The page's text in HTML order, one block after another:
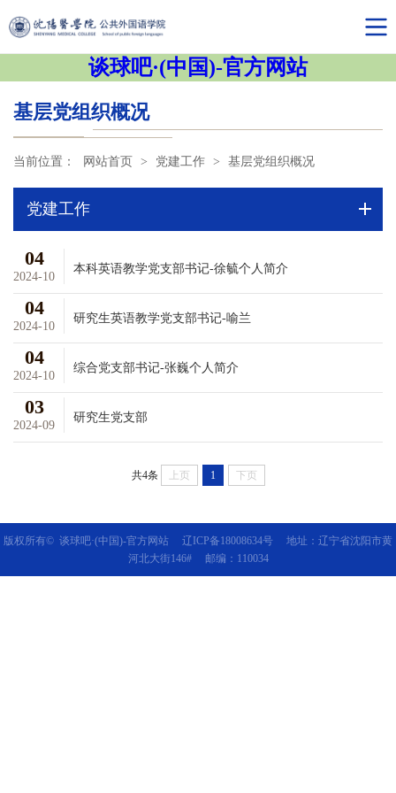
谈球吧·(中国)-官方网站
基层党组织概况
当前位置： 网站首页 > 党建工作 > 基层党组织概况
党建工作
04
2024-10
本科英语教学党支部书记-徐毓个人简介
04
2024-10
研究生英语教学党支部书记-喻兰
04
2024-10
综合党支部书记-张巍个人简介
03
2024-09
研究生党支部
共4条 上页 1 下页
版权所有© 谈球吧·(中国)-官方网站 辽ICP备18008634号 地址：辽宁省沈阳市黄
河北大街146# 邮编：110034